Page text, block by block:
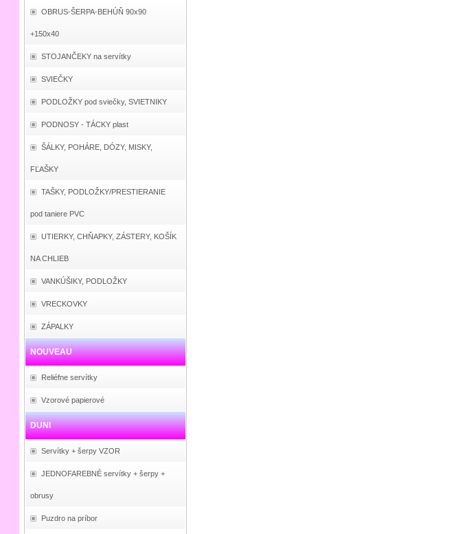
OBRUS-ŠERPA-BEHÚŇ 90x90
+150x40
STOJANČEKY na servítky
SVIEČKY
PODLOŽKY pod sviečky, SVIETNIKY
PODNOSY - TÁCKY plast
ŠÁLKY, POHÁRE, DÓZY, MISKY,
FĽAŠKY
TAŠKY, PODLOŽKY/PRESTIERANIE
pod taniere PVC
UTIERKY, CHŇAPKY, ZÁSTERY, KOŠÍK
NA CHLIEB
VANKÚŠIKY, PODLOŽKY
VRECKOVKY
ZÁPALKY
NOUVEAU
Reliéfne servítky
Vzorové papierové
DUNI
Servítky + šerpy VZOR
JEDNOFAREBNÉ servítky + šerpy +
obrusy
Puzdro na príbor